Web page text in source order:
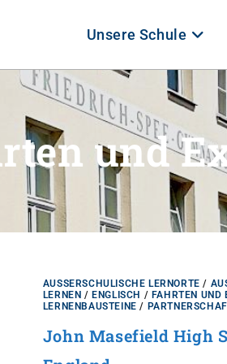
Unsere Schule
und
AUSSERSCHULISCHE LERNORTE /
ERNEN
/ ENGLISCH / FAHRTEN UND
LERNENBAUSTEINE /
John Masefield High